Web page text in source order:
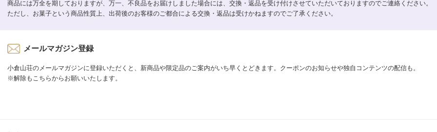
商品には万全を期しておりますが、万一、不良品をお届けしました場合には、交換・返品を受け付けさせていただいておりますのでご連絡ください。
ただし、お菓子という商品性質上、出荷後のお客様のご都合による交換・返品は受けかねますのでご了承ください。
メールマガジン登録
小倉山荘のメールマガジンに登録いただくと、新商品や限定品のご案内がいち早くとどきます。クーポンのお知らせや独自コンテンツの配信も。
※解除もこちらからお願いいたします。